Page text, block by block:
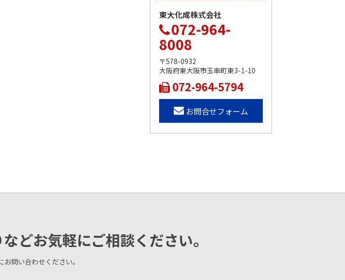
東大化成株式会社
072-964-
8008
〒578-0932
大阪府東大阪市玉串町東3-1-10
072-964-5794
お問合せフォーム
どお気軽にご相談ください。
お問い合わせください。